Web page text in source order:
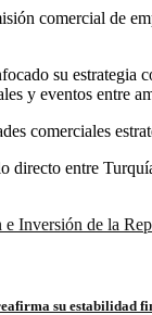
comercial de
su estrategia
y eventos entre
comerciales
directo entre
e Inversión de la
su estabilidad